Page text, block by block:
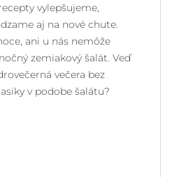
vylepšujeme,
aj na nové chute.
ani u nás nemôže
zemiakový šalát. Veď
večera bez
v podobe šalátu?